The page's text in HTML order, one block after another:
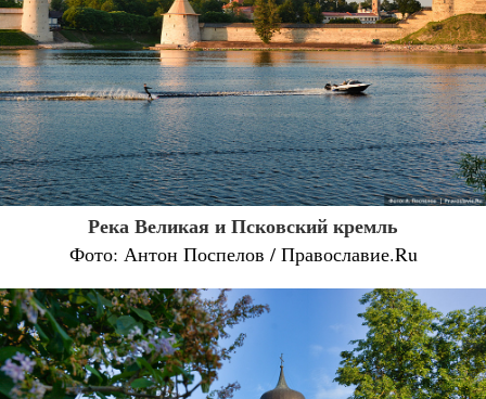
Река Великая и Псковский кремль
Фото: Антон Поспелов / Православие.Ru